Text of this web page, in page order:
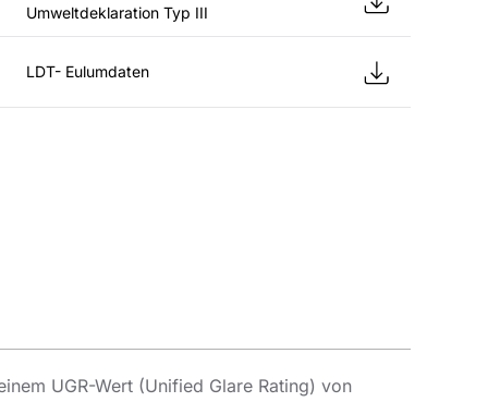
Umweltdeklaration Typ III
LDT- Eulumdaten
UGR-Wert (Unified Glare Rating) von